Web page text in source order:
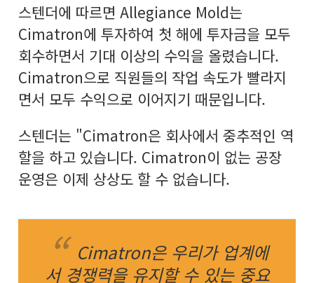
스텐더에 따르면 Allegiance Mold는
Cimatron에 투자하여 첫 해에 투자금을 모두
회수하면서 기대 이상의 수익을 올렸습니다.
Cimatron으로 직원들의 작업 속도가 빨라지
면서 모두 수익으로 이어지기 때문입니다.
스텐더는 "Cimatron은 회사에서 중추적인 역
할을 하고 있습니다. Cimatron이 없는 공장
운영은 이제 상상도 할 수 없습니다.
Cimatron은 우리가 업계에
서 경쟁력을 유지할 수 있는 중요